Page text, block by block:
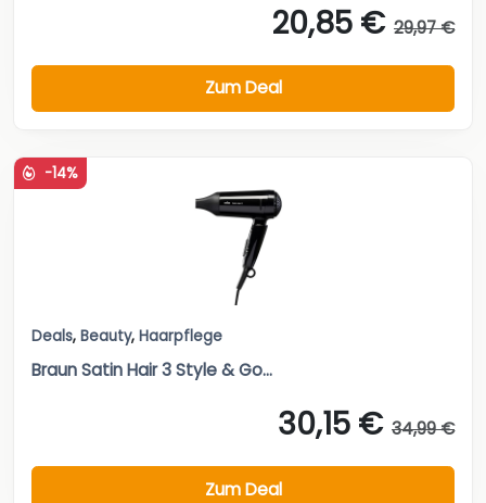
20,85 € 29,97 €
Zum Deal
-14%
Deals, Beauty, Haarpflege
Braun Satin Hair 3 Style & Go...
30,15 € 34,99 €
Zum Deal